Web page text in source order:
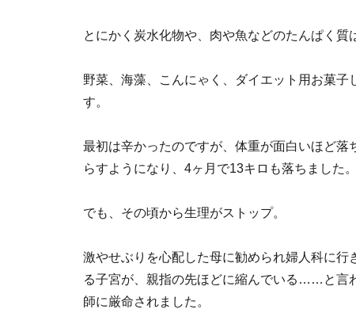
とにかく炭水化物や、肉や魚などのたんぱく質
野菜、海藻、こんにゃく、ダイエット用お菓
す。
最初は辛かったのですが、体重が面白いほど
らすようになり、4ヶ月で13キロも落ちました。
でも、その頃から生理がストップ。
激やせぶりを心配した母に勧められ婦人科に
る子宮が、親指の先ほどに縮んでいる……と言
師に厳命されました。